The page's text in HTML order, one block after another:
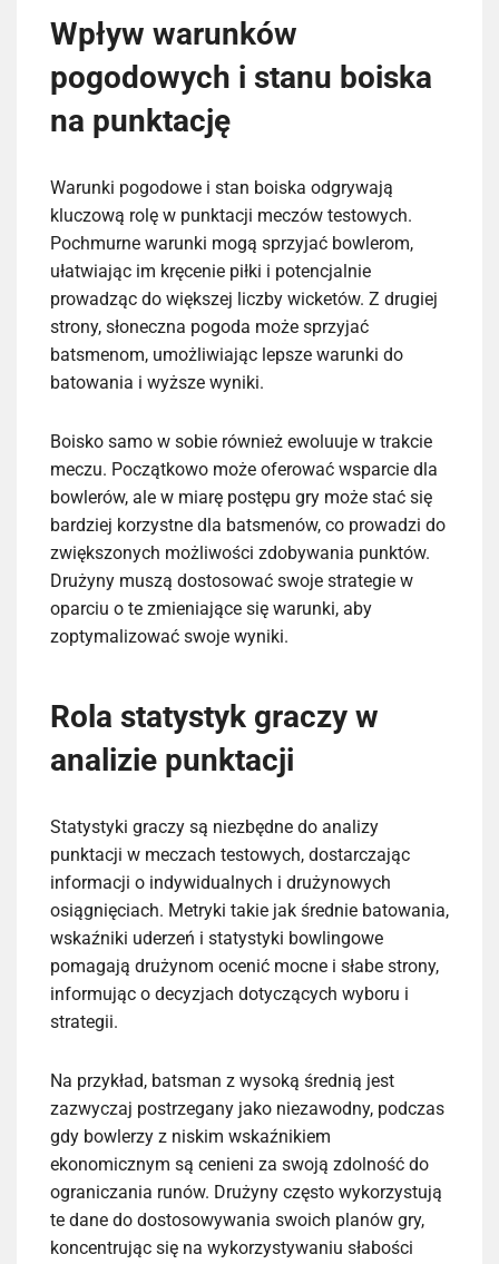
Wpływ warunków
pogodowych i stanu boiska
na punktację
Warunki pogodowe i stan boiska odgrywają
kluczową rolę w punktacji meczów testowych.
Pochmurne warunki mogą sprzyjać bowlerom,
ułatwiając im kręcenie piłki i potencjalnie
prowadząc do większej liczby wicketów. Z drugiej
strony, słoneczna pogoda może sprzyjać
batsmenom, umożliwiając lepsze warunki do
batowania i wyższe wyniki.
Boisko samo w sobie również ewoluuje w trakcie
meczu. Początkowo może oferować wsparcie dla
bowlerów, ale w miarę postępu gry może stać się
bardziej korzystne dla batsmenów, co prowadzi do
zwiększonych możliwości zdobywania punktów.
Drużyny muszą dostosować swoje strategie w
oparciu o te zmieniające się warunki, aby
zoptymalizować swoje wyniki.
Rola statystyk graczy w
analizie punktacji
Statystyki graczy są niezbędne do analizy
punktacji w meczach testowych, dostarczając
informacji o indywidualnych i drużynowych
osiągnięciach. Metryki takie jak średnie batowania,
wskaźniki uderzeń i statystyki bowlingowe
pomagają drużynom ocenić mocne i słabe strony,
informując o decyzjach dotyczących wyboru i
strategii.
Na przykład, batsman z wysoką średnią jest
zazwyczaj postrzegany jako niezawodny, podczas
gdy bowlerzy z niskim wskaźnikiem
ekonomicznym są cenieni za swoją zdolność do
ograniczania runów. Drużyny często wykorzystują
te dane do dostosowywania swoich planów gry,
koncentrując się na wykorzystywaniu słabości